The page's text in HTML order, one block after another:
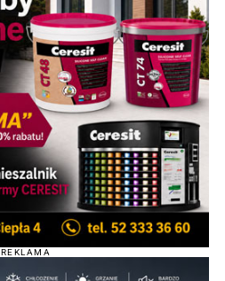
REKLAMA